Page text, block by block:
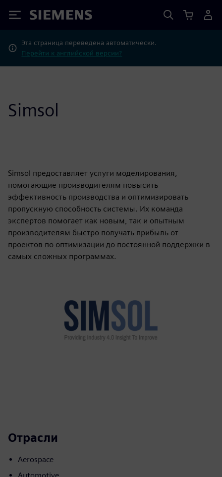
Siemens
Эта страница переведена автоматически.
Перейти к английской версии?
Simsol
Simsol предоставляет услуги моделирования,
помогающие производителям повысить
эффективность производства и оптимизировать
пропускную способность системы. Их команда
экспертов помогает как новым, так и опытным
производителям быстро получать прибыль от
проектов по оптимизации до постоянной поддержки в
самых сложных программах.
Отрасли
Aerospace